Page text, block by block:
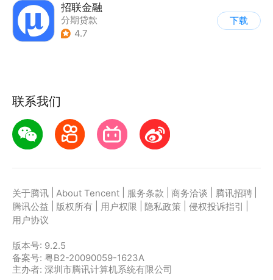
招联金融
分期贷款
4.7
下载
联系我们
关于腾讯 About Tencent 服务条款 商务洽谈 腾讯招聘
腾讯公益
版权所有 用户权限 隐私政策 侵权投诉指引
用户协议
版本号: 9.2.5
备案号: 粤B2-20090059-1623A
主办者: 深圳市腾讯计算机系统有限公司